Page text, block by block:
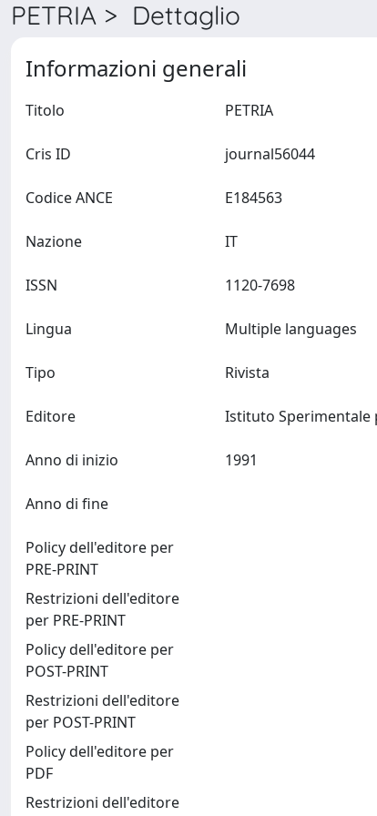
PETRIA > Dettaglio
Informazioni generali
Titolo
Cris ID
Codice ANCE
Nazione
ISSN
Lingua
Tipo Rivista
Editore
Anno di inizio
Anno di fine
Policy dell'editore per
PRE-PRINT
Restrizioni dell'editore
per PRE-PRINT
Policy dell'editore per
POST-PRINT
Restrizioni dell'editore
per POST-PRINT
Policy dell'editore per
PDF
Restrizioni dell'editore